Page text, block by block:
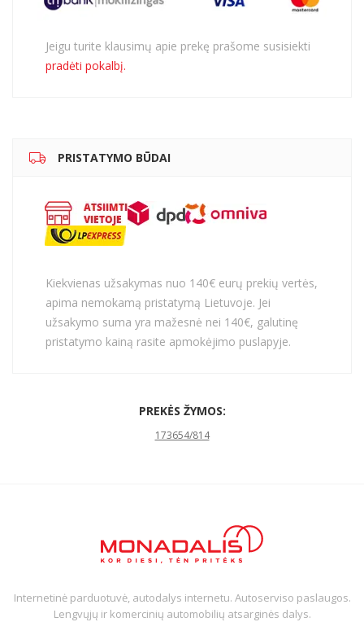
Jeigu turite klausimų apie prekę prašome susisiekti
pradėti pokalbį.
PRISTATYMO BŪDAI
Kiekvienas užsakymas nuo 140€ eurų prekių vertės,
apima nemokamą pristatymą Lietuvoje. Jei
užsakymo suma yra mažesnė nei 140€, galutinę
pristatymo kainą rasite apmokėjimo puslapyje.
PREKĖS ŽYMOS:
173654/814
Internetinė parduotuvė, autodalys internetu. Autoserviso paslaugos.
Lengvųjų ir komercinių automobilių atsarginės dalys.